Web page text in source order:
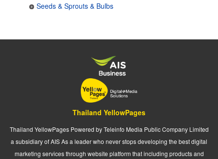
Seeds & Sprouts & Bulbs
Thailand YellowPages
Thailand YellowPages Powered by Teleinfo Media Public Company Limited
a subsidiary of AIS As a leader who never stops developing the best digital
marketing services through website platform that including products and